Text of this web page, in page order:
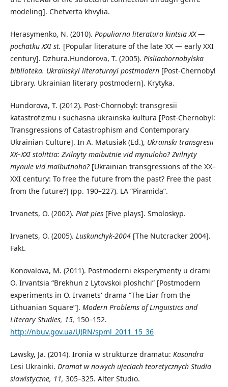
modeling]. Chetverta khvylia.
Herasymenko, N. (2010). Populiarna literatura kintsiaXX—
pochatkuXXIst. [Popular literature of the late XX — early XXI
century]. Dzhura.Hundorova, T. (2005). Pisliachornobylska
biblioteka. Ukrainskyi literaturnyi postmodern[Post-Chernobyl
Library. Ukrainian literary postmodern]. Krytyka.
Hundorova, T. (2012). Post-Chornobyl: transgresii
katastrofizmu i suchasna ukrainska kultura [Post-Chernobyl:
Transgressions of Catastrophism and Contemporary
Ukrainian Culture]. In A. Matusiak (Ed.), Ukrainski transgresii
XX–XXIstolittia: Zvilnyty maibutnie vid mynuloho? Zvilnyty
mynule vid maibutnoho?[Ukrainian transgressions of the XX–
XXI century: To free the future from the past? Free the past
from the future?] (pp. 190–227). LA “Piramida”.
Irvanets, O. (2002). Piat pies[Five plays]. Smoloskyp.
Irvanets, O. (2005). Luskunchyk-2004[The Nutcracker 2004].
Fakt.
Konovalova, M. (2011). Postmoderni eksperymenty u drami
O. Irvantsia “Brekhun z Lytovskoi ploshchi” [Postmodern
experiments in O. Irvanets' drama “The Liar from the
Lithuanian Square”]. Modern Problems of Linguistics and
Literary Studies, 15, 150–152.
http://nbuv.gov.ua/UJRN/spml_2011_15_36
Lawsky, Ja. (2014). Ironia w strukturze dramatu: Kasandra
Lesi Ukrainki. Dramat w nowych ujeciach teoretycznych Studia
slawistyczne, 11, 305–325. Alter Studio.